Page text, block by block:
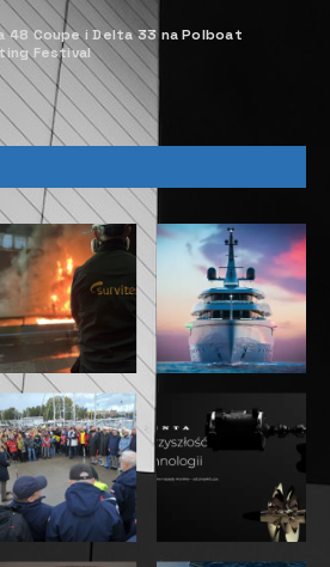
48 Coupe i Delta 33 na Polboat
Festival